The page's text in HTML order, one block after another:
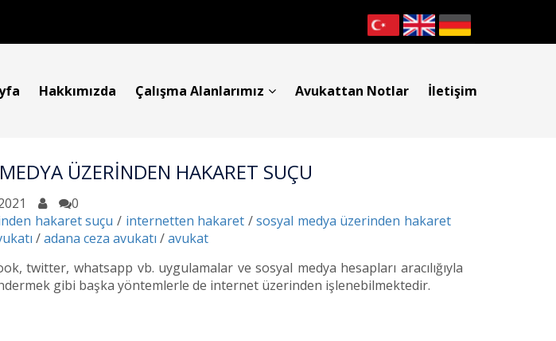
Hakkımızda Çalışma Alanlarımız Avukattan Notlar İletişim
ÜZERİNDEN HAKARET SUÇU
0
hakaret suçu / internetten hakaret /sosyal medya üzerinden hakaret
/adana ceza avukatı /avukat
twitter, whatsapp vb. uygulamalar ve sosyal medya hesapları aracılığıyla
gibi başka yöntemlerle de internet üzerinden işlenebilmektedir.